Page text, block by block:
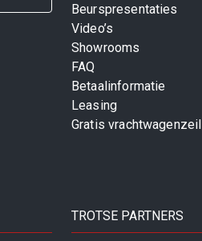
Beurspresentaties
Video’s
Showrooms
FAQ
Betaalinformatie
Leasing
Gratis vrachtwagenzeil
TROTSE PARTNERS